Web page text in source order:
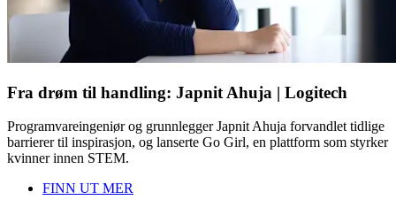
Fra drøm til handling: Japnit Ahuja | Logitech
Programvareingeniør og grunnlegger Japnit Ahuja forvandlet tidlige
barrierer til inspirasjon, og lanserte Go Girl, en plattform som styrker
kvinner innen STEM.
FINN UT MER